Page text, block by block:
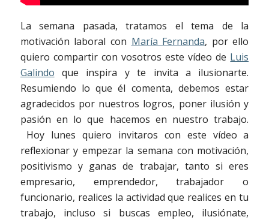
La semana pasada, tratamos el tema de la
motivación laboral con María Fernanda, por ello
quiero compartir con vosotros este vídeo de Luis
Galindo que inspira y te invita a ilusionarte.
Resumiendo lo que él comenta, debemos estar
agradecidos por nuestros logros, poner ilusión y
pasión en lo que hacemos en nuestro trabajo.
Hoy lunes quiero invitaros con este vídeo a
reflexionar y empezar la semana con motivación,
positivismo y ganas de trabajar, tanto si eres
empresario, emprendedor, trabajador o
funcionario, realices la actividad que realices en tu
trabajo, incluso si buscas empleo, ilusiónate,